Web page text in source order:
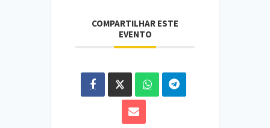
COMPARTILHAR ESTE
EVENTO